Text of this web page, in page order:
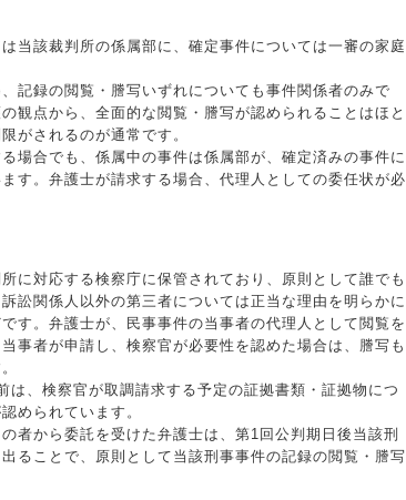
当該裁判所の係属部に、確定事件については一審の家庭
記録の閲覧・謄写いずれについても事件関係者のみで
観点から、全面的な閲覧・謄写が認められることはほと
がされるのが通常です。
場合でも、係属中の事件は係属部が、確定済みの事件に
す。弁護士が請求する場合、代理人としての委任状が必
に対応する検察庁に保管されており、原則として誰でも
訟関係人以外の第三者については正当な理由を明らかに
す。弁護士が、民事事件の当事者の代理人として閲覧を
事者が申請し、検察官が必要性を認めた場合は、謄写も
は、検察官が取調請求する予定の証拠書類・証拠物につ
められています。
者から委託を受けた弁護士は、第1回公判期日後当該刑
ることで、原則として当該刑事事件の記録の閲覧・謄写